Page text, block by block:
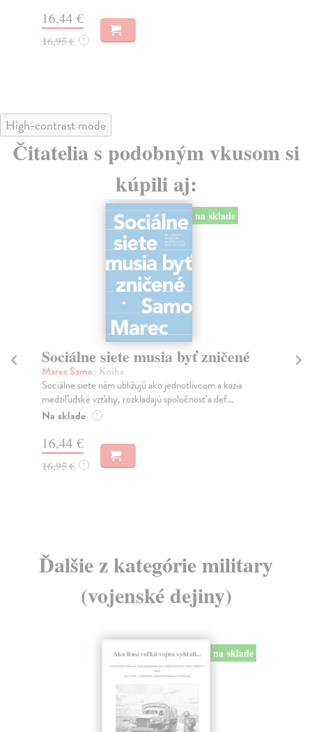
16,44 €
16,95 € ?
High-contrast mode
Čitatelia s podobným vkusom si
kúpili aj:
na sklade
Sociálne siete musia byť zničené
Marec Samo| Kniha
Sociálne siete nám ubližujú ako jednotlivcom a kazia
medziľudské vzťahy, rozkladajú spoločnosť a def...
Na sklade ?
16,44 €
16,95 € ?
Ďalšie z kategórie military
(vojenské dejiny)
na sklade